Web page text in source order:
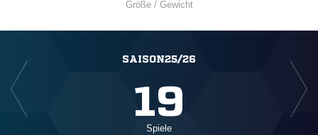
Größe / Gewicht
SAISON25/26
19
Spiele